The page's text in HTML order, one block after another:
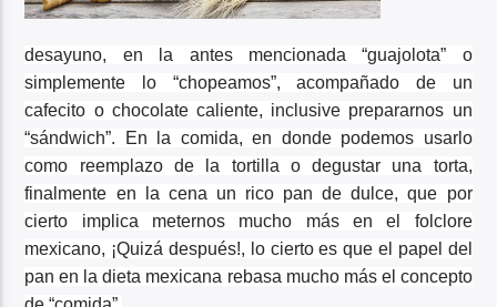
desayuno, en la antes mencionada “guajolota” o
simplemente lo “chopeamos”, acompañado de un
cafecito o chocolate caliente, inclusive prepararnos un
“sándwich”. En la comida, en donde podemos usarlo
como reemplazo de la tortilla o degustar una torta,
finalmente en la cena un rico pan de dulce, que por
cierto implica meternos mucho más en el folclore
mexicano, ¡Quizá después!, lo cierto es que el papel del
pan en la dieta mexicana rebasa mucho más el concepto